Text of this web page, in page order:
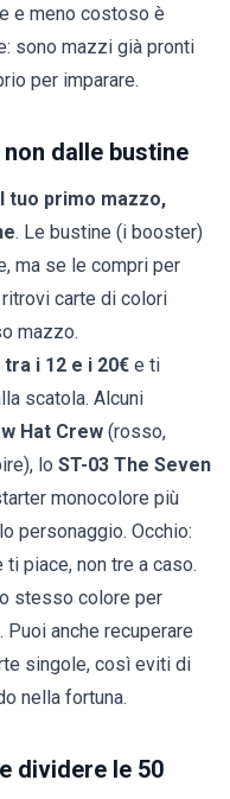
e meno costoso è
: sono mazzi già pronti
per imparare.
dalle bustine
tuo primo mazzo,
. Le bustine (i booster)
ma se le compri per
carte di colori
mazzo.
tra i 12 e i 20€ e ti
scatola. Alcuni
Hat Crew (rosso,
lo ST-03 The Seven
monocolore più
personaggio. Occhio:
piace, non tre a caso.
stesso colore per
anche recuperare
singole, così eviti di
nella fortuna.
dividere le 50